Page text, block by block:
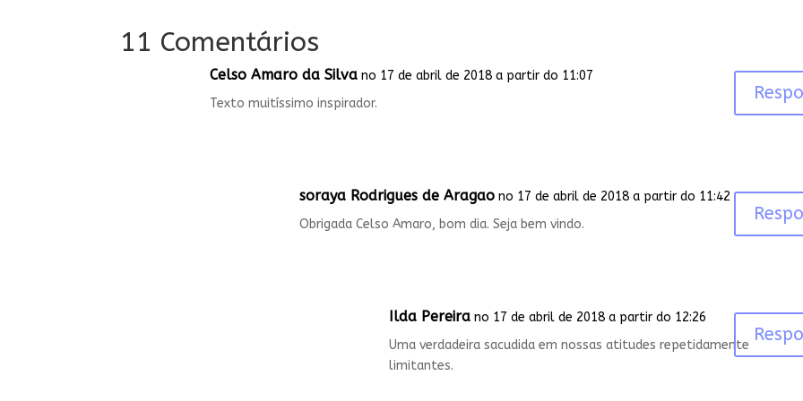
11 Comentários
Celso Amaro da Silva no 17 de abril de 2018 a partir do 11:07
Texto muitíssimo inspirador.
soraya Rodrigues de Aragao no 17 de abril de 2018 a partir do 11:42
Obrigada Celso Amaro, bom dia. Seja bem vindo.
Ilda Pereira no 17 de abril de 2018 a partir do 12:26
Uma verdadeira sacudida em nossas atitudes repetidamente
limitantes.